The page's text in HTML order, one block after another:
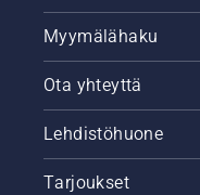
Myymälähaku
Ota yhteyttä
Lehdistöhuone
Tarjoukset